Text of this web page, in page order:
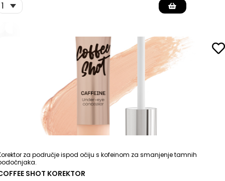
za područje ispod očiju s kofeinom za smanjenje tamnih
SHOT KOREKTOR